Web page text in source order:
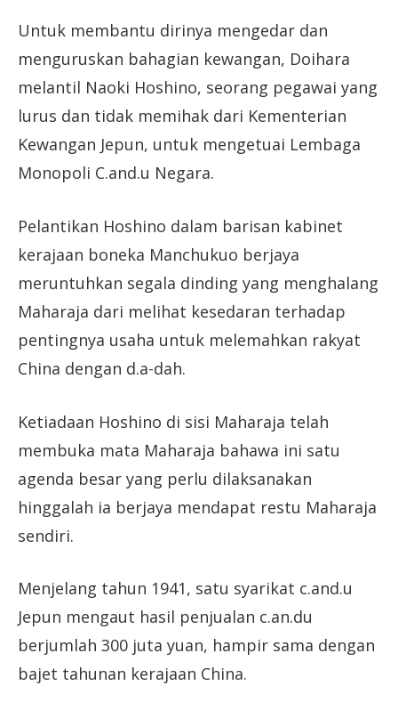
Untuk membantu dirinya mengedar dan
menguruskan bahagian kewangan, Doihara
melantil Naoki Hoshino, seorang pegawai yang
lurus dan tidak memihak dari Kementerian
Kewangan Jepun, untuk mengetuai Lembaga
Monopoli C.and.u Negara.
Pelantikan Hoshino dalam barisan kabinet
kerajaan boneka Manchukuo berjaya
meruntuhkan segala dinding yang menghalang
Maharaja dari melihat kesedaran terhadap
pentingnya usaha untuk melemahkan rakyat
China dengan d.a-dah.
Ketiadaan Hoshino di sisi Maharaja telah
membuka mata Maharaja bahawa ini satu
agenda besar yang perlu dilaksanakan
hinggalah ia berjaya mendapat restu Maharaja
sendiri.
Menjelang tahun 1941, satu syarikat c.and.u
Jepun mengaut hasil penjualan c.an.du
berjumlah 300 juta yuan, hampir sama dengan
bajet tahunan kerajaan China.